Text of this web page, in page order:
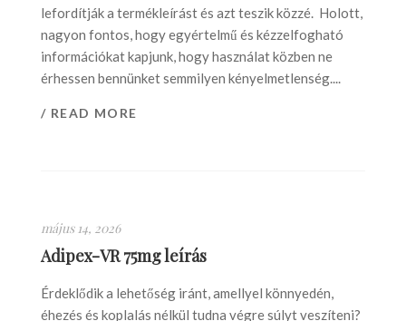
lefordítják a termékleírást és azt teszik közzé. Holott,
nagyon fontos, hogy egyértelmű és kézzelfogható
információkat kapjunk, hogy használat közben ne
érhessen bennünket semmilyen kényelmetlenség....
/ READ MORE
május 14, 2026
Adipex-VR 75mg leírás
Érdeklődik a lehetőség iránt, amellyel könnyedén,
éhezés és koplalás nélkül tudna végre súlyt veszíteni?